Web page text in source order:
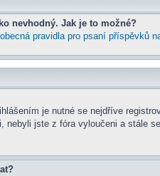
nevhodný. Jak je to možné?
obecná pravidla pro psaní příspěvků
je nutné se nejdříve
nebyli jste z fóra vyloučeni a stále